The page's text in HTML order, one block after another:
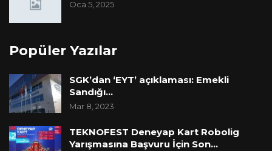
Oca 5, 2025
Popüler Yazılar
SGK’dan ‘EYT’ açıklaması: Emekli
Sandığı…
Mar 8, 2023
TEKNOFEST Deneyap Kart Robolig
Yarışmasına Başvuru İçin Son…